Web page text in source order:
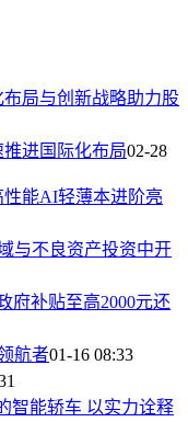
局与创新战略助力股
进国际化布局02-28
能AI轻薄本进阶亮
与不良资产投资中开
府补贴至高2000元还
航者01-16 08:33
智能轿车 以实力诠释